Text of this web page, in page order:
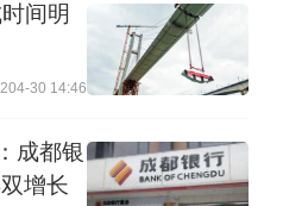
前三季度末，成都银
亿元，较上年末增
幅11.35%。另外，
间明
04-30 14:46
成都银
增长